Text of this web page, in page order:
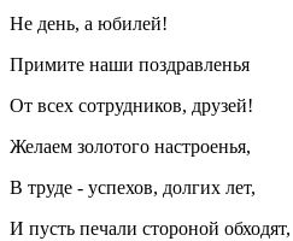
Не день, а юбилей!
Примите наши поздравленья
От всех сотрудников, друзей!
Желаем золотого настроенья,
В труде - успехов, долгих лет,
И пусть печали стороной обходят,